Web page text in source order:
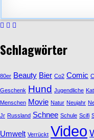
Schlagwörter
80er Beauty Bier Co2 Comic
Geschenk Hund Jugendliche
Menschen Movie Natur Neujahr
Jr Russland Schnee Schule Scifi
Umwelt Verrückt Video